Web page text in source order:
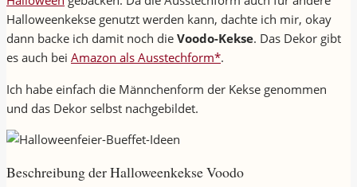
Halloweenkekse genutzt werden kann, dachte ich mir, okay
dann backe ich damit noch die Voodo-Kekse. Das Dekor gibt
es auch bei Amazon als Ausstechform*.
Ich habe einfach die Männchenform der Kekse genommen
und das Dekor selbst nachgebildet.
Beschreibung der Halloweenkekse Voodo